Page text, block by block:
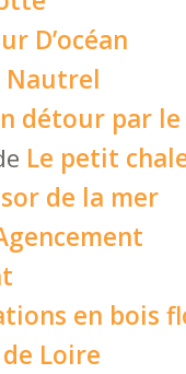
D’océan
Nautrel
détour par
Le petit
de la mer
en bois
Loire